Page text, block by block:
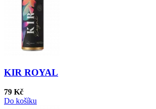
KIR ROYAL
79 Kč
Do košíku